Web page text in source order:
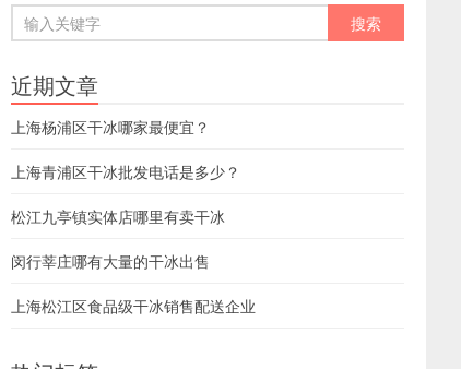
近期文章
上海杨浦区干冰哪家最便宜？
上海青浦区干冰批发电话是多少？
松江九亭镇实体店哪里有卖干冰
闵行莘庄哪有大量的干冰出售
上海松江区食品级干冰销售配送企业